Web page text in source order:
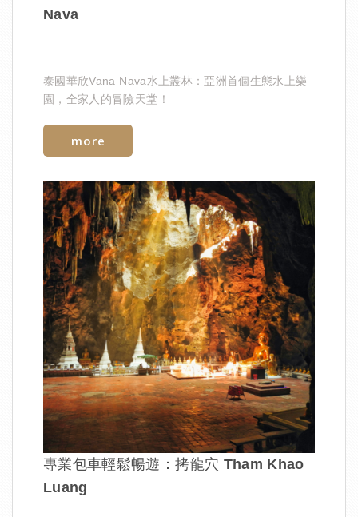
Nava
泰國華欣Vana Nava水上叢林：亞洲首個生態水上樂
園，全家人的冒險天堂！
more
專業包車輕鬆暢遊：拷龍穴 Tham Khao
Luang